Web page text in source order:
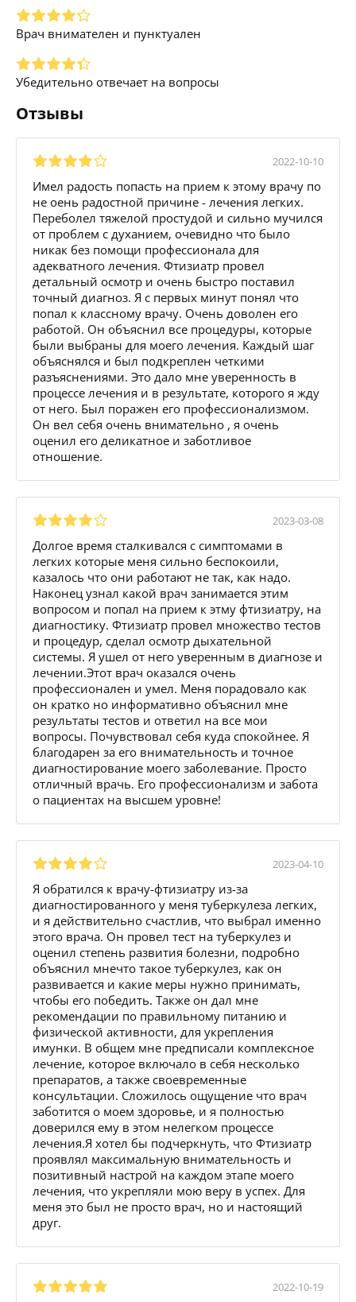
Врач внимателен и пунктуален
Убедительно отвечает на вопросы
Отзывы
2022-10-10
Имел радость попасть на прием к этому врачу по
не оень радостной причине - лечения легких.
Переболел тяжелой простудой и сильно мучился
от проблем с духанием, очевидно что было
никак без помощи профессионала для
адекватного лечения. Фтизиатр провел
детальный осмотр и очень быстро поставил
точный диагноз. Я с первых минут понял что
попал к классному врачу. Очень доволен его
работой. Он объяснил все процедуры, которые
были выбраны для моего лечения. Каждый шаг
объяснялся и был подкреплен четкими
разъяснениями. Это дало мне уверенность в
процессе лечения и в результате, которого я жду
от него. Был поражен его профессионализмом.
Он вел себя очень внимательно , я очень
оценил его деликатное и заботливое
отношение.
2023-03-08
Долгое время сталкивался с симптомами в
легких которые меня сильно беспокоили,
казалось что они работают не так, как надо.
Наконец узнал какой врач занимается этим
вопросом и попал на прием к этму фтизиатру, на
диагностику. Фтизиатр провел множество тестов
и процедур, сделал осмотр дыхательной
системы. Я ушел от него уверенным в диагнозе и
лечении.Этот врач оказался очень
профессионален и умел. Меня порадовало как
он кратко но информативно объяснил мне
результаты тестов и ответил на все мои
вопросы. Почувствовал себя куда спокойнее. Я
благодарен за его внимательность и точное
диагностирование моего заболевание. Просто
отличный врачь. Его профессионализм и забота
о пациентах на высшем уровне!
2023-04-10
Я обратился к врачу-фтизиатру из-за
диагностированного у меня туберкулеза легких,
и я действительно счастлив, что выбрал именно
этого врача. Он провел тест на туберкулез и
оценил степень развития болезни, подробно
объяснил мнечто такое туберкулез, как он
развивается и какие меры нужно принимать,
чтобы его победить. Также он дал мне
рекомендации по правильному питанию и
физической активности, для укрепления
имунки. В общем мне предписали комплексное
лечение, которое включало в себя несколько
препаратов, а также своевременные
консультации. Сложилось ощущение что врач
заботится о моем здоровье, и я полностью
доверился ему в этом нелегком процессе
лечения.Я хотел бы подчеркнуть, что Фтизиатр
проявлял максимальную внимательность и
позитивный настрой на каждом этапе моего
лечения, что укрепляли мою веру в успех. Для
меня это был не просто врач, но и настоящий
друг.
2022-10-19